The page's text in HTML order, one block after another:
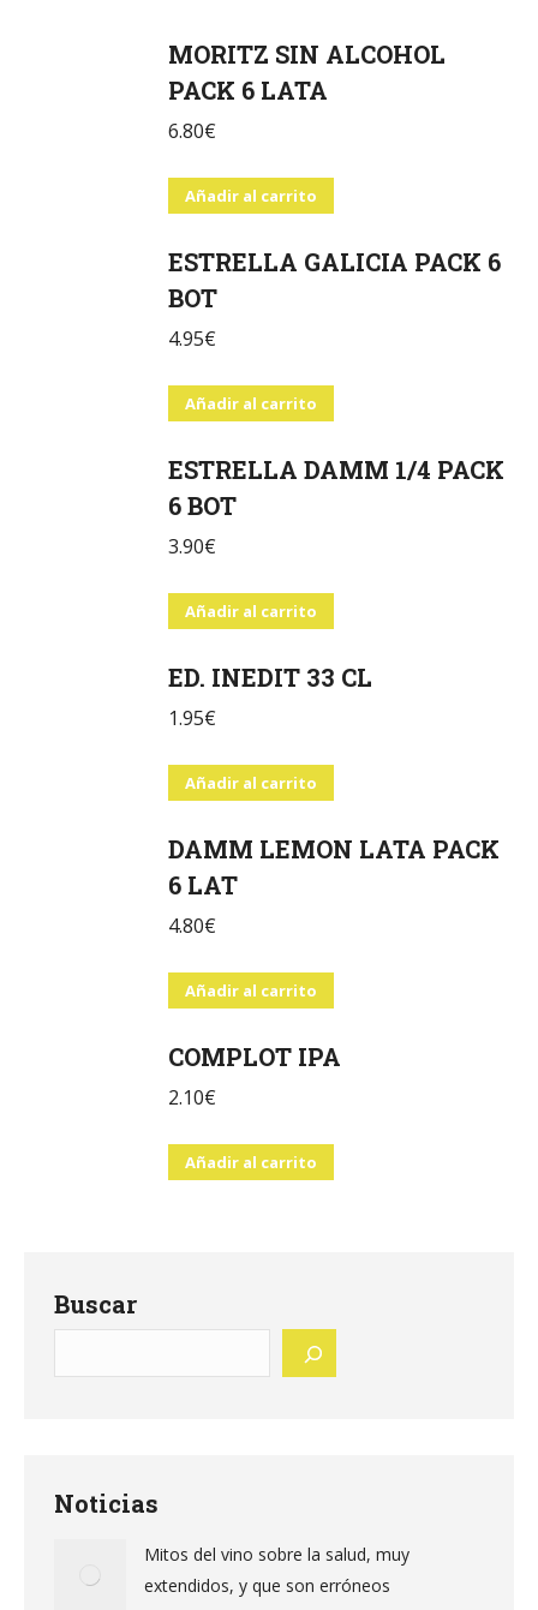
MORITZ SIN ALCOHOL
PACK 6 LATA
6.80€
Añadir al carrito
ESTRELLA GALICIA PACK 6
BOT
4.95€
Añadir al carrito
ESTRELLA DAMM 1/4 PACK
6 BOT
3.90€
Añadir al carrito
ED. INEDIT 33 CL
1.95€
Añadir al carrito
DAMM LEMON LATA PACK
6 LAT
4.80€
Añadir al carrito
COMPLOT IPA
2.10€
Añadir al carrito
Buscar
Noticias
Mitos del vino sobre la salud, muy
extendidos, y que son erróneos